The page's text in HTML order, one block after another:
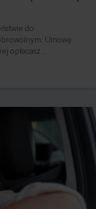
do
Umowę
opłacasz
w trakcie trwania